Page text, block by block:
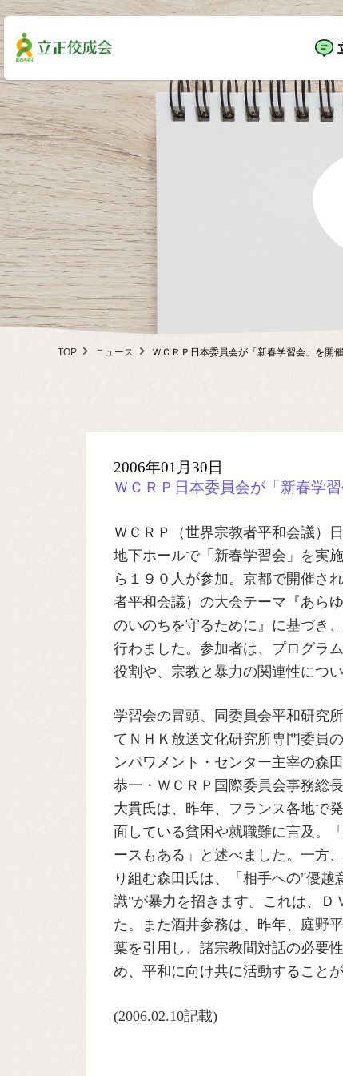
TOP ニュース ＷＣＲＰ日本委員会が「新春学習会」を開催
2006年01月30日
ＷＣＲＰ日本委員会が「新春学
ＷＣＲＰ（世界宗教者平和会議）
地下ホールで「新春学習会」を実
ら１９０人が参加。京都で開催さ
者平和会議）の大会テーマ『あら
のいのちを守るために』に基づき
行わました。参加者は、プログラ
役割や、宗教と暴力の関連性につ
学習会の冒頭、同委員会平和研究
てＮＨＫ放送文化研究所専門委員
ンパワメント・センター主宰の森
恭一・ＷＣＲＰ国際委員会事務総
大貫氏は、昨年、フランス各地で
面している貧困や就職難に言及。
ースもある」と述べました。一方
り組む森田氏は、「相手への"優
識"が暴力を招きます。これは、Ｄ
た。また酒井参務は、昨年、庭野
葉を引用し、諸宗教間対話の必要
め、平和に向け共に活動すること
(2006.02.10記載)